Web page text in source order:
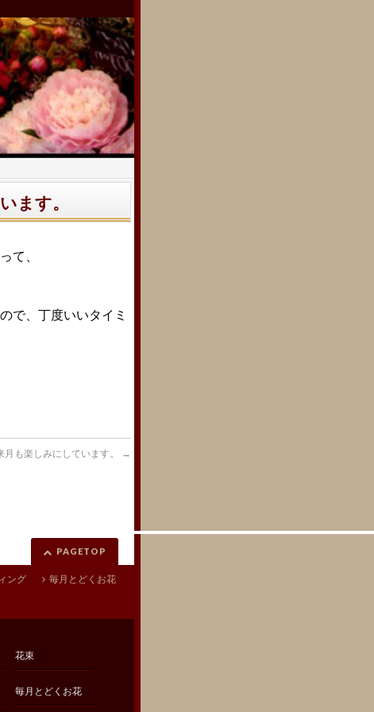
ます。
て、
で、 丁度いいタイミ
月も楽しみにしています。 →
PAGETOP
ング
毎月とどくお花
花束
毎月とどくお花